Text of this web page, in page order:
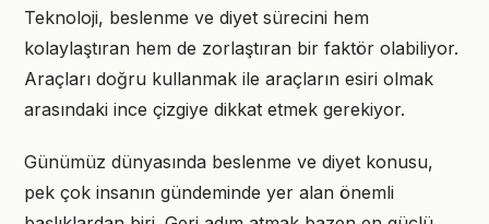
Teknoloji, beslenme ve diyet sürecini hem
kolaylaştıran hem de zorlaştıran bir faktör olabiliyor.
Araçları doğru kullanmak ile araçların esiri olmak
arasındaki ince çizgiye dikkat etmek gerekiyor.
Günümüz dünyasında beslenme ve diyet konusu,
pek çok insanın gündeminde yer alan önemli